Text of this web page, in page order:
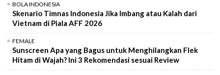
BOLA INDONESIA
Skenario Timnas Indonesia Jika Imbang atau Kalah dari
Vietnam di Piala AFF 2026
FEMALE
Sunscreen Apa yang Bagus untuk Menghilangkan Flek
Hitam di Wajah? Ini 3 Rekomendasi sesuai Review